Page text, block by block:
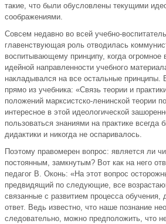
такие, что были обусловлены текущими
соображениями.
Совсем недавно во всей учебно-
главенствующая роль отводилась
воспитывающему принципу, когда огромное
идейной направленности учебного
накладывался на все остальные принципы.
прямо из учебника: «Связь теории и
положений марксистско-ленинской теории
интересное в этой идеологической
пользоваться знаниями на практике
дидактики и никогда не оспаривалось.
Поэтому правомерен вопрос: является ли
постоянным, замкнутым? Вот как на него
педагог В. Оконь: «На этот вопрос
предвидящий по следующие, все
связанные с развитием процесса обучения,
ответ. Ведь известно, что наше познание
следовательно, можно предположить, что